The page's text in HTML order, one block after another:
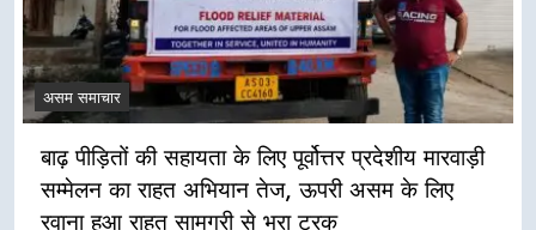
असम समाचार
बाढ़ पीड़ितों की सहायता के लिए पूर्वोत्तर प्रदेशीय मारवाड़ी
सम्मेलन का राहत अभियान तेज, ऊपरी असम के लिए
रवाना हुआ राहत सामग्री से भरा ट्रक